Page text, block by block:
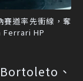
道率先衝線，奪
Ferrari HP
、